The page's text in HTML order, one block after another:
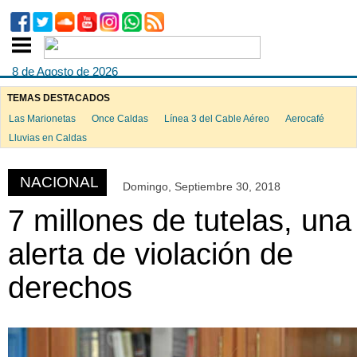
8 de Agosto de 2026
TEMAS DESTACADOS
Las Marionetas
Once Caldas Línea 3 del Cable Aéreo
Aerocafé
Lluvias en Caldas
NACIONAL Domingo, Septiembre 30, 2018
7 millones de tutelas, una
alerta de violación de
derechos